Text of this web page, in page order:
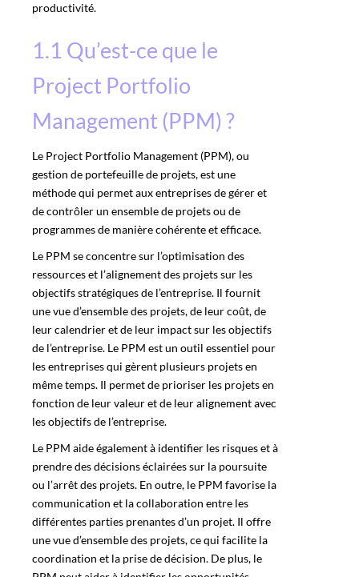
productivité.
1.1 Qu’est-ce que le
Project Portfolio
Management (PPM) ?
Le Project Portfolio Management (PPM), ou
gestion de portefeuille de projets, est une
méthode qui permet aux entreprises de gérer et
de contrôler un ensemble de projets ou de
programmes de manière cohérente et efficace.
Le PPM se concentre sur l’optimisation des
ressources et l’alignement des projets sur les
objectifs stratégiques de l’entreprise. Il fournit
une vue d’ensemble des projets, de leur coût, de
leur calendrier et de leur impact sur les objectifs
de l’entreprise. Le PPM est un outil essentiel pour
les entreprises qui gèrent plusieurs projets en
même temps. Il permet de prioriser les projets en
fonction de leur valeur et de leur alignement avec
les objectifs de l’entreprise.
Le PPM aide également à identifier les risques et à
prendre des décisions éclairées sur la poursuite
ou l’arrêt des projets. En outre, le PPM favorise la
communication et la collaboration entre les
différentes parties prenantes d’un projet. Il offre
une vue d’ensemble des projets, ce qui facilite la
coordination et la prise de décision. De plus, le